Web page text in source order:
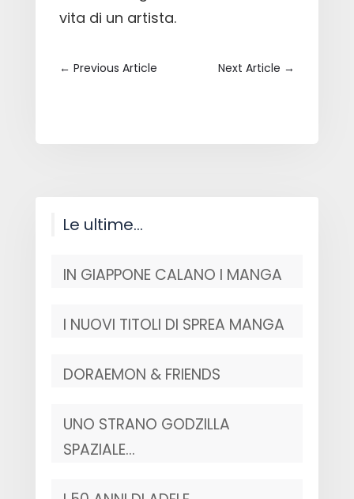
vita di un artista.
← Previous Article Next Article →
Le ultime…
IN GIAPPONE CALANO I MANGA
I NUOVI TITOLI DI SPREA MANGA
DORAEMON & FRIENDS
UNO STRANO GODZILLA
SPAZIALE…